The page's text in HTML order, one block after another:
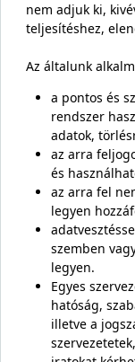
nem adjuk ki,
teljesítéshez,
Az általunk
a pontos és
rendszer
adatok,
az arra
és
az arra fel
legyen
szemben
legyen.
Egyes
hatóság,
illetve a